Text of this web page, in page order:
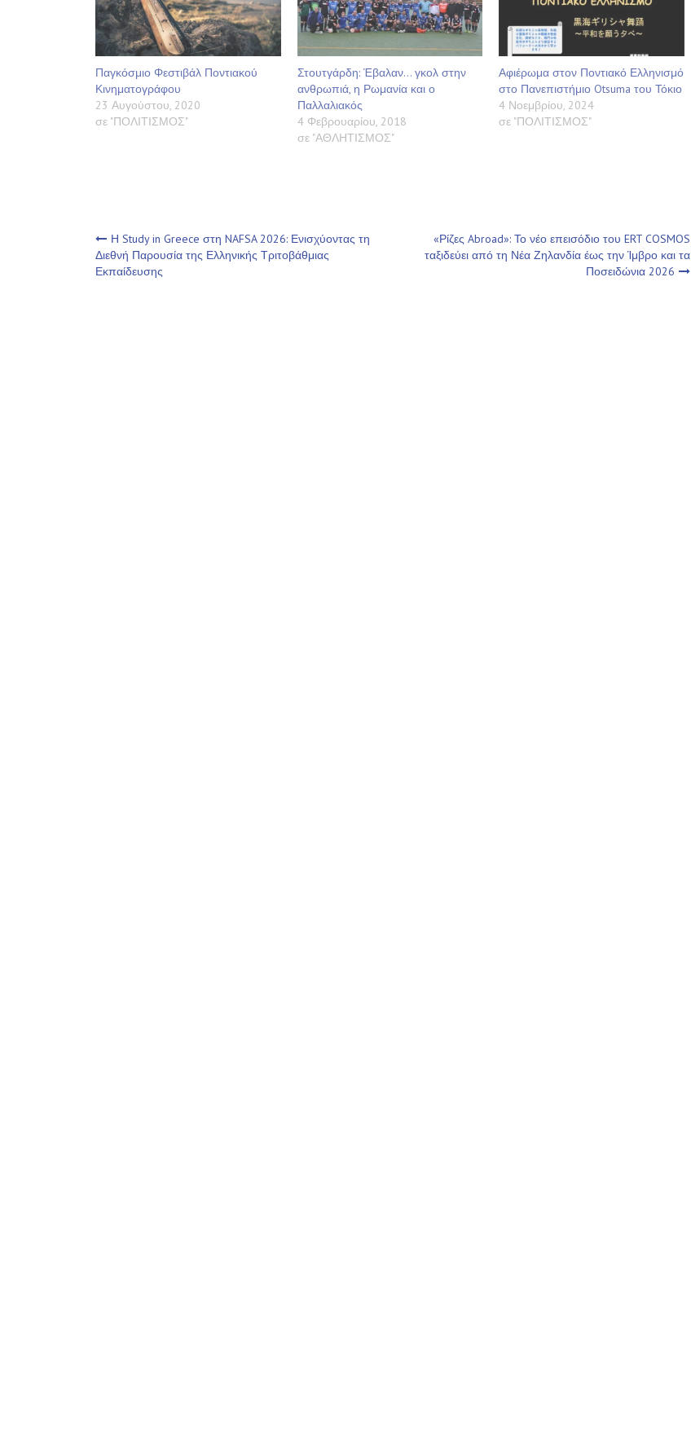
Παγκόσμιο Φεστιβάλ Ποντιακού
Κινηματογράφου
23 Αυγούστου, 2020
σε "ΠΟΛΙΤΙΣΜΟΣ"
Στουτγάρδη: Έβαλαν… γκολ στην
ανθρωπιά, η Ρωμανία και ο
Παλλαλιακός
4 Φεβρουαρίου, 2018
σε "ΑΘΛΗΤΙΣΜΟΣ"
Αφιέρωμα στον Ποντιακό Ελληνισμό
στο Πανεπιστήμιο Otsuma του Τόκιο
4 Νοεμβρίου, 2024
σε "ΠΟΛΙΤΙΣΜΟΣ"
Πλοήγηση
άρθρων
Η Study in Greece στη NAFSA 2026: Ενισχύοντας τη
Διεθνή Παρουσία της Ελληνικής Τριτοβάθμιας
Εκπαίδευσης
«Ρίζες Abroad»: Το νέο επεισόδιο του ERT COSMOS
ταξιδεύει από τη Νέα Ζηλανδία έως την Ίμβρο και τα
Ποσειδώνια 2026